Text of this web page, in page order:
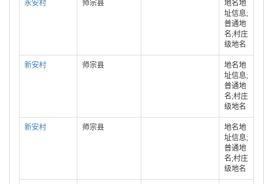
永安村 师宗县
地名地
址信息;
普通地
名;村庄
级地名
新安村 师宗县
地名地
址信息;
普通地
名;村庄
级地名
新安村 师宗县
地名地
址信息;
普通地
名;村庄
级地名